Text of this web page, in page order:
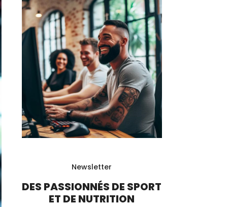
Newsletter
DES PASSIONNÉS DE SPORT
ET DE NUTRITION